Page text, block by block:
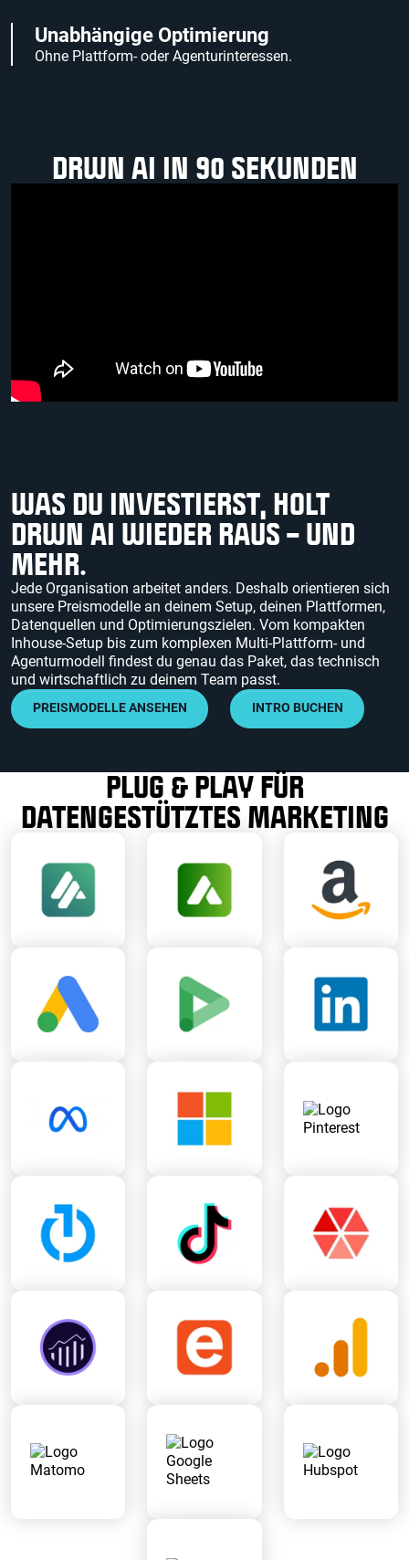
Unabhängige Optimierung
Ohne Plattform- oder Agenturinteressen.
DRWN AI IN 90 SEKUNDEN
WAS DU INVESTIERST, HOLT
DRWN AI WIEDER RAUS – UND
MEHR.
Jede Organisation arbeitet anders. Deshalb orientieren sich
unsere Preismodelle an deinem Setup, deinen Plattformen,
Datenquellen und Optimierungszielen. Vom kompakten
Inhouse-Setup bis zum komplexen Multi-Plattform- und
Agenturmodell findest du genau das Paket, das technisch
und wirtschaftlich zu deinem Team passt.
PREISMODELLE ANSEHEN INTRO BUCHEN
PLUG & PLAY FÜR
DATENGESTÜTZ TES MARKETING